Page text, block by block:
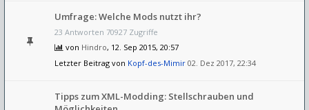
Umfrage: Welche Mods nutzt ihr?
23 Antworten 70927 Zugriffe
von Hindro, 12. Sep 2015, 20:57
Letzter Beitrag von Kopf-des-Mimir 02. Dez 2017, 22:34
Tipps zum XML-Modding: Stellschrauben und